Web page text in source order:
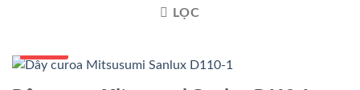
LỌC